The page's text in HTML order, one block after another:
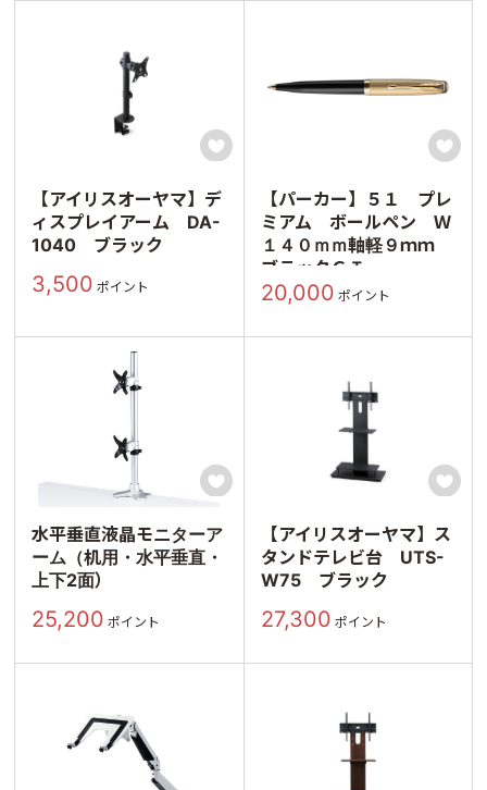

【アイリスオーヤマ】デ
ィスプレイアーム DA-
1040 ブラック
3,500 ポイント

【パーカー】５１ プレ
ミアム ボールペン Ｗ
１４０ｍｍ軸軽９ｍｍ
ブラックＧＴ
20,000 ポイント

水平垂直液晶モニターア
ーム（机用・水平垂直・
上下2面）
25,200 ポイント

【アイリスオーヤマ】ス
タンドテレビ台 UTS-
W75 ブラック
27,300 ポイント